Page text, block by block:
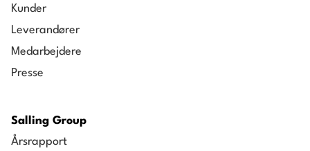
Kunder
Leverandører
Medarbejdere
Presse
Salling Group
Årsrapport